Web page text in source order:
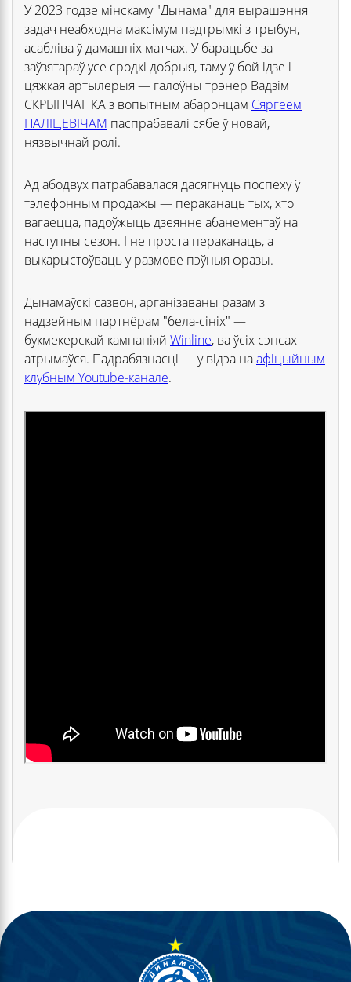
У 2023 годзе мінскаму "Дынама" для вырашэння
задач неабходна максімум падтрымкі з трыбун,
асабліва ў дамашніх матчах. У барацьбе за
заўзятараў усе сродкі добрыя, таму ў бой ідзе і
цяжкая артылерыя — галоўны трэнер Вадзім
СКРЫПЧАНКА з вопытным абаронцам Сяргеем
ПАЛІЦЕВІЧАМ паспрабавалі сябе ў новай,
нязвычнай ролі.
Ад абодвух патрабавалася дасягнуць поспеху ў
тэлефонным продажы — пераканаць тых, хто
вагаецца, падоўжыць дзеянне абанементаў на
наступны сезон. І не проста пераканаць, а
выкарыстоўваць у размове пэўныя фразы.
Дынамаўскі сазвон, арганізаваны разам з
надзейным партнёрам "бела-сініх" —
букмекерскай кампаніяй Winline, ва ўсіх сэнсах
атрымаўся. Падрабязнасці — у відэа наафіцыйным
клубным Youtube-канале.